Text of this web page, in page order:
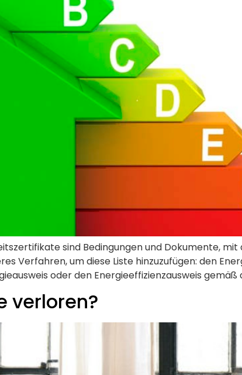
sind Bedingungen und Dokumente, mit
Verfahren, um diese Liste hinzuzufügen: den
oder den Energieeffizienzausweis
verloren?